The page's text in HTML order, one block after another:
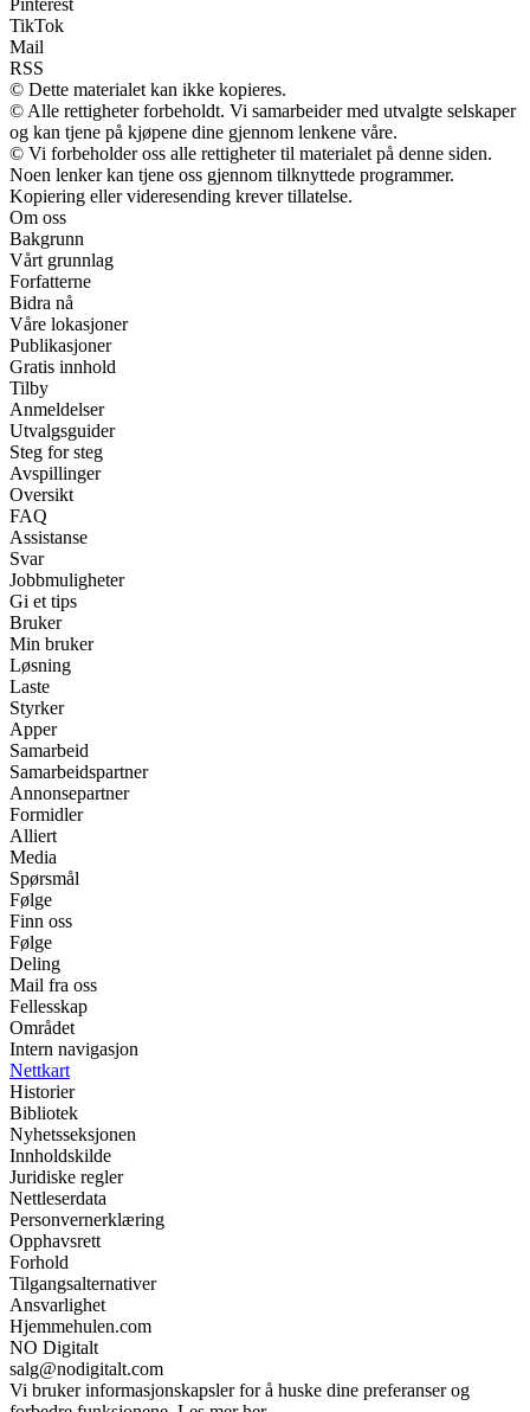
Pinterest
TikTok
Mail
RSS
© Dette materialet kan ikke kopieres.
© Alle rettigheter forbeholdt. Vi samarbeider med utvalgte selskaper
og kan tjene på kjøpene dine gjennom lenkene våre.
© Vi forbeholder oss alle rettigheter til materialet på denne siden.
Noen lenker kan tjene oss gjennom tilknyttede programmer.
Kopiering eller videresending krever tillatelse.
Om oss
Bakgrunn
Vårt grunnlag
Forfatterne
Bidra nå
Våre lokasjoner
Publikasjoner
Gratis innhold
Tilby
Anmeldelser
Utvalgsguider
Steg for steg
Avspillinger
Oversikt
FAQ
Assistanse
Svar
Jobbmuligheter
Gi et tips
Bruker
Min bruker
Løsning
Laste
Styrker
Apper
Samarbeid
Samarbeidspartner
Annonsepartner
Formidler
Alliert
Media
Spørsmål
Følge
Finn oss
Følge
Deling
Mail fra oss
Fellesskap
Området
Intern navigasjon
Nettkart
Historier
Bibliotek
Nyhetsseksjonen
Innholdskilde
Juridiske regler
Nettleserdata
Personvernerklæring
Opphavsrett
Forhold
Tilgangsalternativer
Ansvarlighet
Hjemmehulen.com
NO Digitalt
salg@nodigitalt.com
Vi bruker informasjonskapsler for å huske dine preferanser og